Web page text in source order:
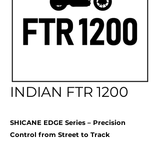
INDIAN FTR 1200
SHICANE EDGE Series – Precision
Control from Street to Track